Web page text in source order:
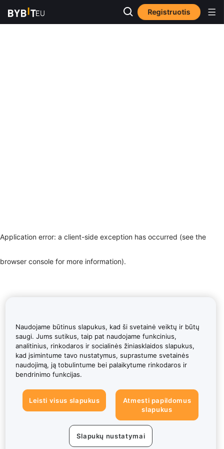
Registruotis
Application error: a client-side exception has occurred (see the
browser console for more information).
Naudojame būtinus slapukus, kad ši svetainė veiktų ir būtų
saugi. Jums sutikus, taip pat naudojame funkcinius,
analitinius, rinkodaros ir socialinės žiniasklaidos slapukus,
kad įsimintume tavo nustatymus, suprastume svetainės
naudojimą, ją tobulintume bei palaikytume rinkodaros ir
bendrinimo funkcijas.
Leisti visus slapukus
Atmesti papildomus
slapukus
Slapukų nustatymai